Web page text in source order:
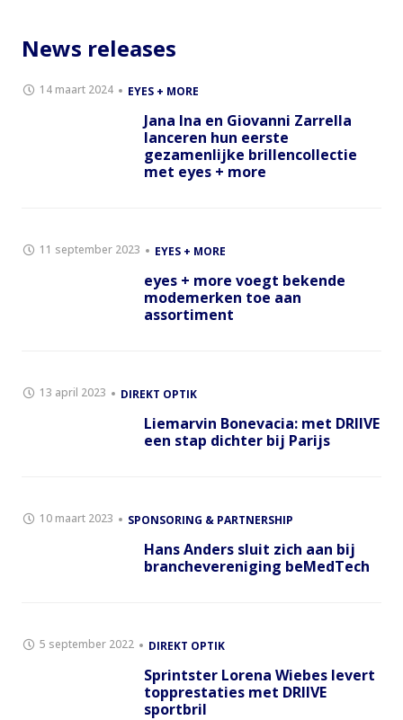
News releases
14 maart 2024 EYES + MORE
Jana Ina en Giovanni Zarrella
lanceren hun eerste
gezamenlijke brillencollectie
met eyes + more
11 september 2023 EYES + MORE
eyes + more voegt bekende
modemerken toe aan
assortiment
13 april 2023 DIREKT OPTIK
Liemarvin Bonevacia: met DRIIVE
een stap dichter bij Parijs
10 maart 2023 SPONSORING & PARTNERSHIP
Hans Anders sluit zich aan bij
branchevereniging beMedTech
5 september 2022 DIREKT OPTIK
Sprintster Lorena Wiebes levert
topprestaties met DRIIVE
sportbril